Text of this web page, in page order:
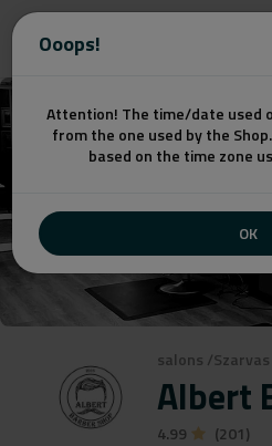
Ooops!
Attention! The time/date used
from the one used by the
based on the time zone
OK
salons /Szarvas
Albert
4.99 (201)